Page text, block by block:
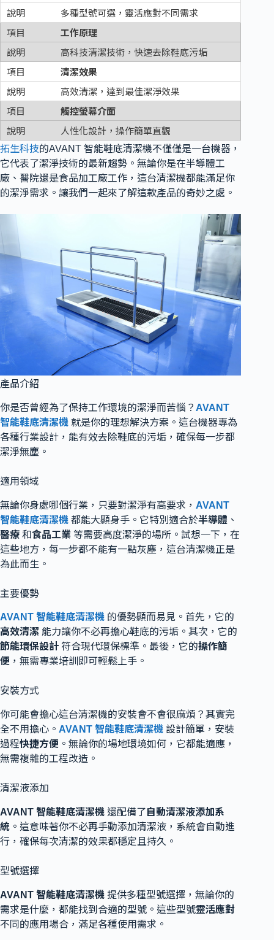
多種型號可選，靈活應對不同需求
工作原理
高科技清潔技術，快速去除鞋底污垢
清潔效果
高效清潔，達到最佳潔淨效果
觸控螢幕介面
人性化設計，操作簡單直觀
拓生科技的AVANT 智能鞋底清潔機不僅僅是一台機器，
它代表了潔淨技術的最新趨勢。無論你是在半導體工
廠、醫院還是食品加工廠工作，這台清潔機都能滿足你
的潔淨需求。讓我們一起來了解這款產品的奇妙之處。
產品介紹
你是否曾經為了保持工作環境的潔淨而苦惱？ AVANT
智能鞋底清潔機 就是你的理想解決方案。這台機器專為
各種行業設計，能有效去除鞋底的污垢，確保每一步都
潔淨無塵。
適用領域
無論你身處哪個行業，只要對潔淨有高要求， AVANT
智能鞋底清潔機 都能大顯身手。它特別適合於半導體 、
醫療 和食品工業 等需要高度潔淨的場所。試想一下，在
這些地方，每一步都不能有一點灰塵，這台清潔機正是
為此而生。
主要優勢
AVANT 智能鞋底清潔機 的優勢顯而易見。首先，它的
高效清潔 能力讓你不必再擔心鞋底的污垢。其次，它的
節能環保設計 符合現代環保標準。最後，它的操作簡
便 ，無需專業培訓即可輕鬆上手。
安裝方式
你可能會擔心這台清潔機的安裝會不會很麻煩？其實完
全不用擔心。 AVANT 智能鞋底清潔機 設計簡單，安裝
過程快捷方便 。無論你的場地環境如何，它都能適應，
無需複雜的工程改造。
清潔液添加
AVANT 智能鞋底清潔機 還配備了自動清潔液添加系
統 。這意味著你不必再手動添加清潔液，系統會自動進
行，確保每次清潔的效果都穩定且持久。
型號選擇
AVANT 智能鞋底清潔機 提供多種型號選擇，無論你的
需求是什麼，都能找到合適的型號。這些型號靈活應對
不同的應用場合，滿足各種使用需求。